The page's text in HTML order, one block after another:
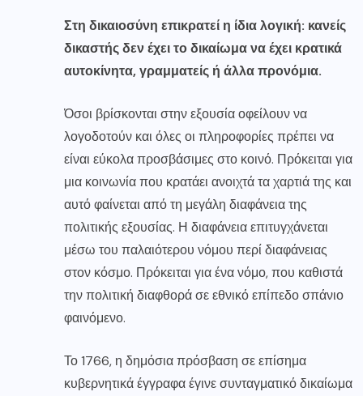
Στη δικαιοσύνη επικρατεί η ίδια λογική: κανείς
δικαστής δεν έχει το δικαίωμα να έχει κρατικά
αυτοκίνητα, γραμματείς ή άλλα προνόμια.
Όσοι βρίσκονται στην εξουσία οφείλουν να
λογοδοτούν και όλες οι πληροφορίες πρέπει να
είναι εύκολα προσβάσιμες στο κοινό. Πρόκειται για
μια κοινωνία που κρατάει ανοιχτά τα χαρτιά της και
αυτό φαίνεται από τη μεγάλη διαφάνεια της
πολιτικής εξουσίας. Η διαφάνεια επιτυγχάνεται
μέσω του παλαιότερου νόμου περί διαφάνειας
στον κόσμο. Πρόκειται για ένα νόμο, που καθιστά
την πολιτική διαφθορά σε εθνικό επίπεδο σπάνιο
φαινόμενο.
Το 1766, η δημόσια πρόσβαση σε επίσημα
κυβερνητικά έγγραφα έγινε συνταγματικό δικαίωμα